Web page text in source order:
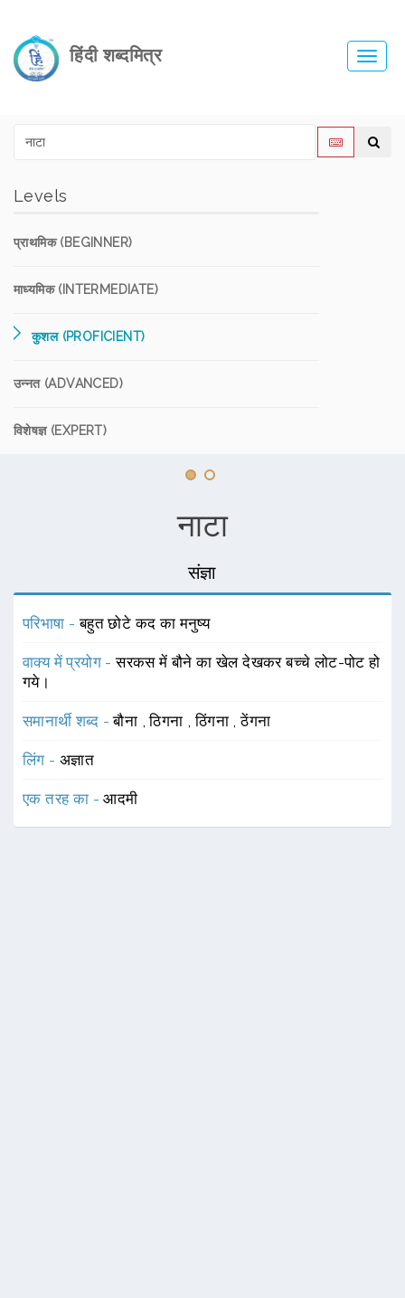
हिंदी शब्दमित्र
Levels
प्राथमिक (BEGINNER)
माध्यमिक (INTERMEDIATE)
कुशल (PROFICIENT)
उन्नत (ADVANCED)
विशेषज्ञ (EXPERT)
नाटा
संज्ञा
परिभाषा -बहुत छोटे कद का मनुष्य
वाक्य में प्रयोग -सरकस में बौने का खेल देखकर बच्चे लोट-पोट हो
गये।
समानार्थी शब्द -बौना ,ठिगना ,ठिंगना ,ठेंगना
लिंग - अज्ञात
एक तरह का -आदमी